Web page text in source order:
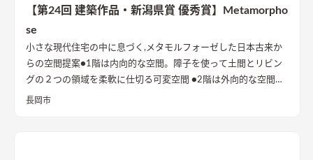
【第24回 建築作品・新潟県賞 優秀賞】Metamorpho
se
小さな現代住宅の中に息づく,メタモルフォーゼした日本古来か
らの空間提案●1階は内向的な空間。障子を使って土間とリビン
グの２つの領域を柔軟に仕切る可変空間 ●2階は外向的な空間。
深い軒を使って南西の公園に向かって視線が抜ける ●外観は軒ラ
長岡市